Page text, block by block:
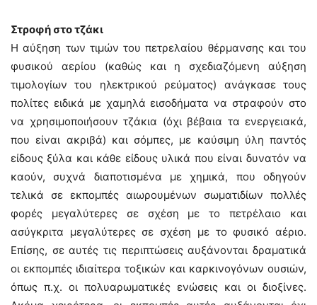
Στροφή στο τζάκι
Η αύξηση των τιμών του πετρελαίου θέρμανσης και του
φυσικού αερίου (καθώς και η σχεδιαζόμενη αύξηση
τιμολογίων του ηλεκτρικού ρεύματος) ανάγκασε τους
πολίτες ειδικά με χαμηλά εισοδήματα να στραφούν στο
να χρησιμοποιήσουν τζάκια (όχι βέβαια τα ενεργειακά,
που είναι ακριβά) και σόμπες, με καύσιμη ύλη παντός
είδους ξύλα και κάθε είδους υλικά που είναι δυνατόν να
καούν, συχνά διαποτισμένα με χημικά, που οδηγούν
τελικά σε εκπομπές αιωρουμένων σωματιδίων πολλές
φορές μεγαλύτερες σε σχέση με το πετρέλαιο και
ασύγκριτα μεγαλύτερες σε σχέση με το φυσικό αέριο.
Επίσης, σε αυτές τις περιπτώσεις αυξάνονται δραματικά
οι εκπομπές ιδιαίτερα τοξικών και καρκινογόνων ουσιών,
όπως π.χ. οι πολυαρωματικές ενώσεις και οι διοξίνες.